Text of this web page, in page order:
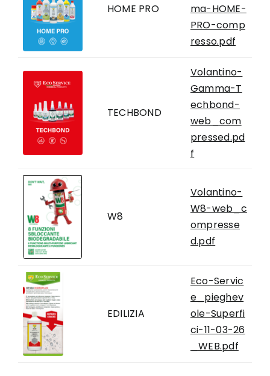
HOME PRO
ma-HOME-
PRO-comp
resso.pdf
TECHBOND
Volantino-
Gamma-T
echbond-
web_com
pressed.pd
f
W8
Volantino-
W8-web_c
ompresse
d.pdf
EDILIZIA
Eco-Servic
e_pieghev
ole-Superfi
ci-11-03-26
_WEB.pdf